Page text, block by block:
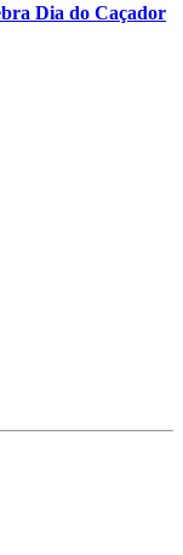
Dia do Caçador